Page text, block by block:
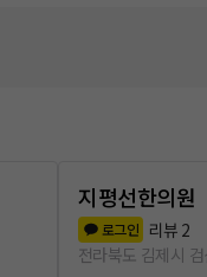
지평선한의원
로그인 리뷰 2
전라북도 김제시